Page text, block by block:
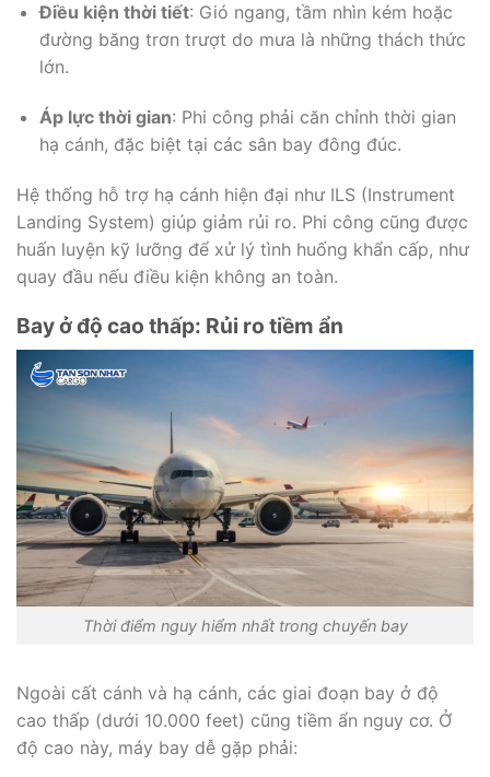
Điều kiện thời tiết: Gió ngang, tầm nhìn kém hoặc
đường băng trơn trượt do mưa là những thách thức
lớn.
Áp lực thời gian: Phi công phải căn chỉnh thời gian
hạ cánh, đặc biệt tại các sân bay đông đúc.
Hệ thống hỗ trợ hạ cánh hiện đại như ILS (Instrument
Landing System) giúp giảm rủi ro. Phi công cũng được
huấn luyện kỹ lưỡng để xử lý tình huống khẩn cấp, như
quay đầu nếu điều kiện không an toàn.
Bay ở độ cao thấp: Rủi ro tiềm ẩn
Thời điểm nguy hiểm nhất trong chuyến bay
Ngoài cất cánh và hạ cánh, các giai đoạn bay ở độ
cao thấp (dưới 10.000 feet) cũng tiềm ẩn nguy cơ. Ở
độ cao này, máy bay dễ gặp phải: